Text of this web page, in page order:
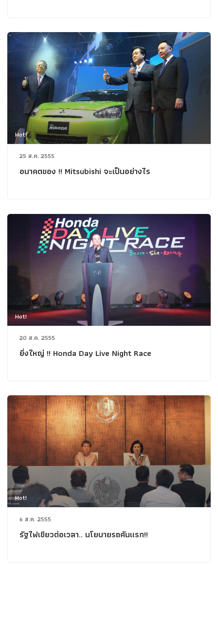
Hot!
25 ส.ค. 2555
อนาคตของ !! Mitsubishi จะเป็นอย่างไร
Hot!
20 ส.ค. 2555
ยิ่งใหญ่ !! Honda Day Live Night Race
Hot!
6 ส.ค. 2555
รัฐไฟเขียวต่อเวลา.. นโยบายรถคันแรก!!